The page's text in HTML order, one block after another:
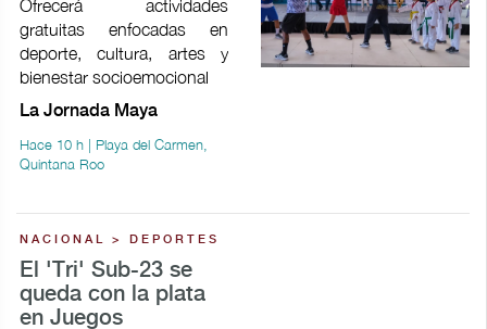
Ofrecerá actividades
gratuitas enfocadas en
deporte, cultura, artes y
bienestar socioemocional
La Jornada Maya
Hace 10 h | Playa del Carmen,
Quintana Roo
NACIONAL > DEPORTES
El 'Tri' Sub-23 se
queda con la plata
en Juegos